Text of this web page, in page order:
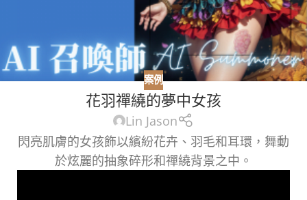
案例
花羽禪繞的夢中女孩
Lin Jason
閃亮肌膚的女孩飾以繽紛花卉、羽毛和耳環，舞動
於炫麗的抽象碎形和禪繞背景之中。